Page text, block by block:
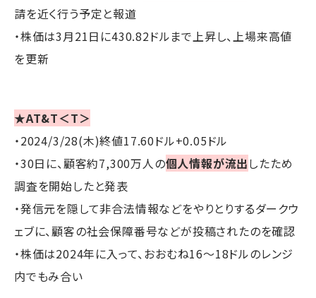
請を近く行う予定と報道
・株価は3月21日に430.82ドルまで上昇し、上場来高値
を更新
★AT&T＜T＞
・2024/3/28(木)終値17.60ドル+0.05ドル
・30日に、顧客約7,300万人の個人情報が流出したため
調査を開始したと発表
・発信元を隠して非合法情報などをやりとりするダークウ
ェブに、顧客の社会保障番号などが投稿されたのを確認
・株価は2024年に入って、おおむね16～18ドルのレンジ
内でもみ合い